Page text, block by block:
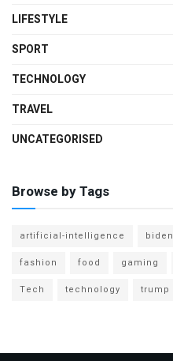
LIFESTYLE
SPORT
TECHNOLOGY
TRAVEL
UNCATEGORISED
Browse by Tags
artificial-intelligence biden
fashion
food gaming
Tech
technology trump